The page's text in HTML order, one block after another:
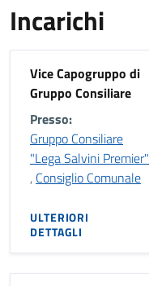
Incarichi
Vice Capogruppo di
Gruppo Consiliare
Presso:
Gruppo Consiliare
"Lega Salvini Premier"
, Consiglio Comunale
ULTERIORI
DETTAGLI